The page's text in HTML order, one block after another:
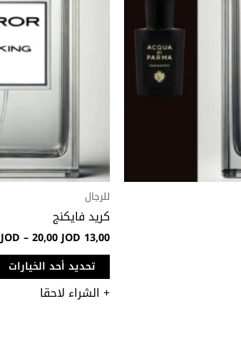
للرجال
كريد فايكنج
13,00
JOD –20,00JOD
تحديد أحد الخيارات
+ الشراء لاحقا